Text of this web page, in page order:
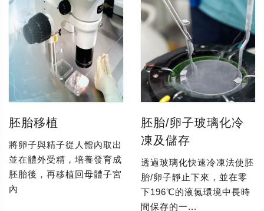
胚胎移植
將卵子與精子從人體內取出
並在體外受精，培養發育成
胚胎後，再移植回母體子宮
內
胚胎/卵子玻璃化冷
凍及儲存
透過玻璃化快速冷凍法使胚
胎/卵子靜止下來，並在零
下196℃的液氮環境中長時
間保存的一...